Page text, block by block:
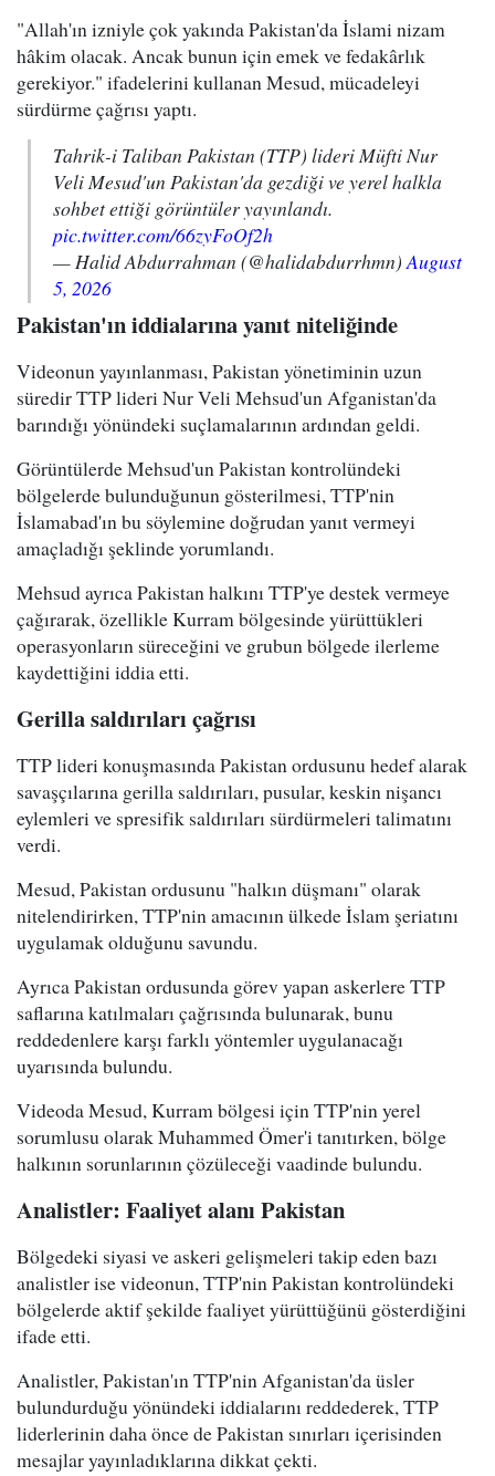
"Allah'ın izniyle çok yakında Pakistan'da İslami nizam
hâkim olacak. Ancak bunun için emek ve fedakârlık
gerekiyor." ifadelerini kullanan Mesud, mücadeleyi
sürdürme çağrısı yaptı.
Tahrik-i Taliban Pakistan (TTP) lideri Müfti Nur
Veli Mesud'un Pakistan'da gezdiği ve yerel halkla
sohbet ettiği görüntüler yayınlandı.
pic.twitter.com/66zyFoOf2h
— Halid Abdurrahman (@halidabdurrhmn)August
5, 2026
Pakistan'ın iddialarına yanıt niteliğinde
Videonun yayınlanması, Pakistan yönetiminin uzun
süredir TTP lideri Nur Veli Mehsud'un Afganistan'da
barındığı yönündeki suçlamalarının ardından geldi.
Görüntülerde Mehsud'un Pakistan kontrolündeki
bölgelerde bulunduğunun gösterilmesi, TTP'nin
İslamabad'ın bu söylemine doğrudan yanıt vermeyi
amaçladığı şeklinde yorumlandı.
Mehsud ayrıca Pakistan halkını TTP'ye destek vermeye
çağırarak, özellikle Kurram bölgesinde yürüttükleri
operasyonların süreceğini ve grubun bölgede ilerleme
kaydettiğini iddia etti.
Gerilla saldırıları çağrısı
TTP lideri konuşmasında Pakistan ordusunu hedef alarak
savaşçılarına gerilla saldırıları, pusular, keskin nişancı
eylemleri ve spresifik saldırıları sürdürmeleri talimatını
verdi.
Mesud, Pakistan ordusunu "halkın düşmanı" olarak
nitelendirirken, TTP'nin amacının ülkede İslam şeriatını
uygulamak olduğunu savundu.
Ayrıca Pakistan ordusunda görev yapan askerlere TTP
saflarına katılmaları çağrısında bulunarak, bunu
reddedenlere karşı farklı yöntemler uygulanacağı
uyarısında bulundu.
Videoda Mesud, Kurram bölgesi için TTP'nin yerel
sorumlusu olarak Muhammed Ömer'i tanıtırken, bölge
halkının sorunlarının çözüleceği vaadinde bulundu.
Analistler: Faaliyet alanı Pakistan
Bölgedeki siyasi ve askeri gelişmeleri takip eden bazı
analistler ise videonun, TTP'nin Pakistan kontrolündeki
bölgelerde aktif şekilde faaliyet yürüttüğünü gösterdiğini
ifade etti.
Analistler, Pakistan'ın TTP'nin Afganistan'da üsler
bulundurduğu yönündeki iddialarını reddederek, TTP
liderlerinin daha önce de Pakistan sınırları içerisinden
mesajlar yayınladıklarına dikkat çekti.